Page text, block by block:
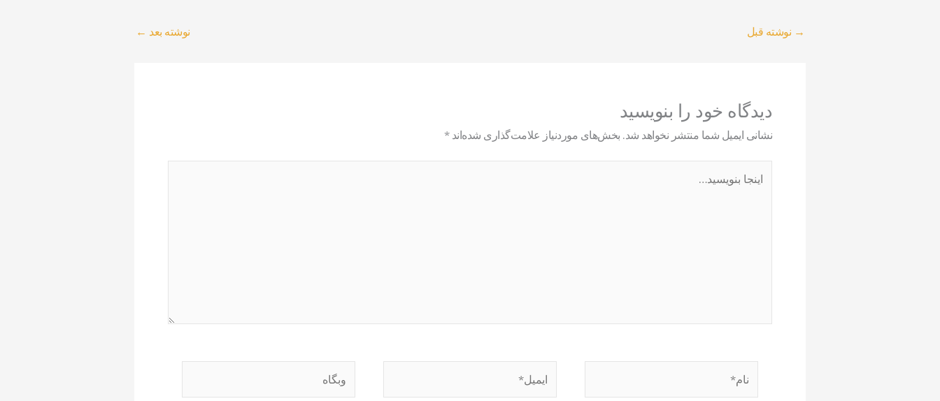
→ نوشته قبل نوشته بعد ←
دیدگاه‌ خود را بنویسید
نشانی ایمیل شما منتشر نخواهد شد. بخش‌های موردنیاز علامت‌گذاری شده‌اند*
بنویسید…